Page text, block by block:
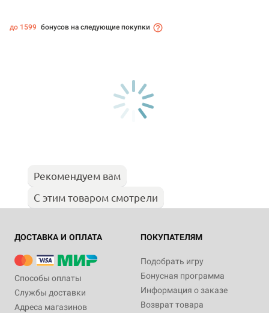
до 1599 бонусов на следующие покупки
Рекомендуем вам
С этим товаром смотрели
ДОСТАВКА И ОПЛАТА
Способы оплаты
Службы доставки
Адреса магазинов
ПОКУПАТЕЛЯМ
Подобрать игру
Бонусная программа
Информация о заказе
Возврат товара